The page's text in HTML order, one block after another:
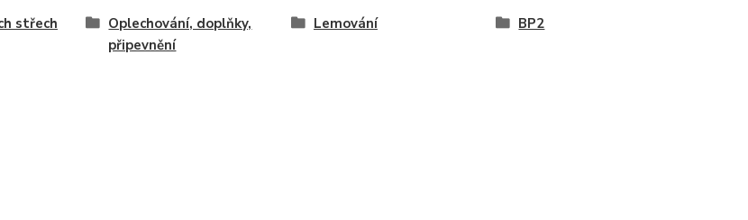
střech
Oplechování, doplňky,
připevnění
Lemování BP2